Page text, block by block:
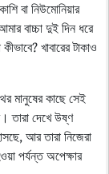
বা নিউমোনিয়ার
বাচ্চা দুই দিন ধরে
খাবারের টাকাও
মানুষের কাছে সেই
তারা দেখে উষ্ণ
আর তারা নিজেরা
পর্যন্ত অপেক্ষার